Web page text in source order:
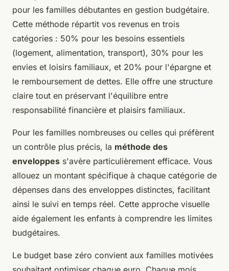
pour les familles débutantes en gestion budgétaire.
Cette méthode répartit vos revenus en trois
catégories : 50% pour les besoins essentiels
(logement, alimentation, transport), 30% pour les
envies et loisirs familiaux, et 20% pour l'épargne et
le remboursement de dettes. Elle offre une structure
claire tout en préservant l'équilibre entre
responsabilité financière et plaisirs familiaux.
Pour les familles nombreuses ou celles qui préfèrent
un contrôle plus précis, la méthode des
enveloppes s'avère particulièrement efficace. Vous
allouez un montant spécifique à chaque catégorie de
dépenses dans des enveloppes distinctes, facilitant
ainsi le suivi en temps réel. Cette approche visuelle
aide également les enfants à comprendre les limites
budgétaires.
Le budget base zéro convient aux familles motivées